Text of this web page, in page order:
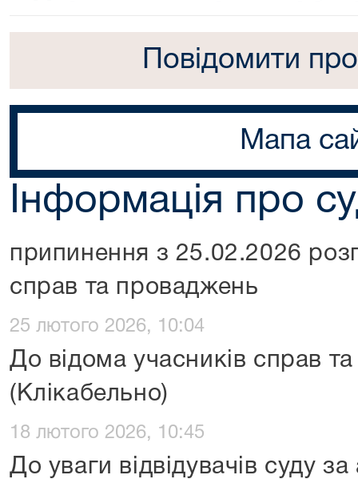
Повідомити
Мапа
Інформація про
припинення з 25.02.2026
справ та проваджень
25 лютого 2026, 10:04
До відома учасників справ та
(Клікабельно)
18 лютого 2026, 10:45
До уваги відвідувачів суду